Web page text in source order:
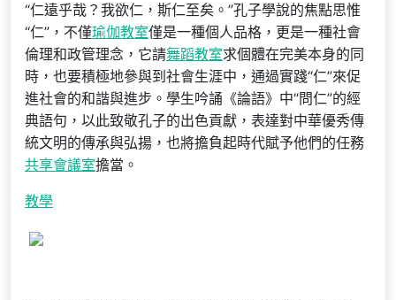
“仁遠乎哉？我欲仁，斯仁至矣。”孔子學說的焦點思惟
“仁”，不僅瑜伽教室僅是一種個人品格，更是一種社會
倫理和政管理念，它請舞蹈教室求個體在完美本身的同
時，也要積極地參與到社會生涯中，通過實踐“仁”來促
進社會的和諧與進步。學生吟誦《論語》中“問仁”的經
典語句，以此致敬孔子的出色貢獻，表達對中華優秀傳
統文明的傳承與弘揚，也將擔負起時代賦予他們的任務
共享會議室擔當。
教學